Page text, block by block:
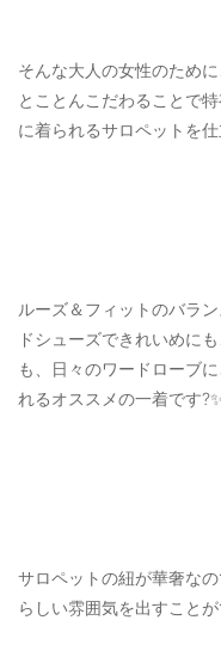
そんな大人の女性のため
とことんこだわることで
に着られるサロペットを
ルーズ＆フィットのバラ
ドシューズできれいめに
も、日々のワードローブ
れるオススメの一着です
サロペットの紐が華奢な
らしい雰囲気を出すこと